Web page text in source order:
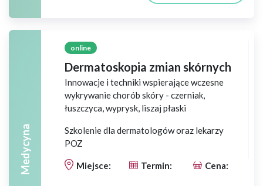
Medycyna
online
Dermatoskopia zmian skórnych
Innowacje i techniki wspierające wczesne
wykrywanie chorób skóry - czerniak,
łuszczyca, wyprysk, liszaj płaski
Szkolenie dla dermatologów oraz lekarzy
POZ
Miejsce: Termin: Cena: